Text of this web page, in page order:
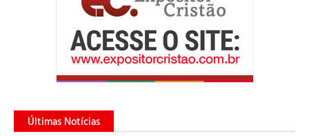
Últimas Notícias